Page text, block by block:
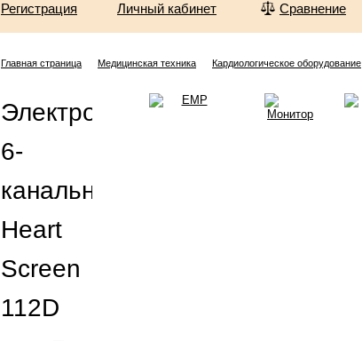
Регистрация Личный кабинет Сравнение
Главная страница Медицинская техника Кардиологическое оборудование
Электрокардиограф
6-
канальный
Heart
Screen
112D